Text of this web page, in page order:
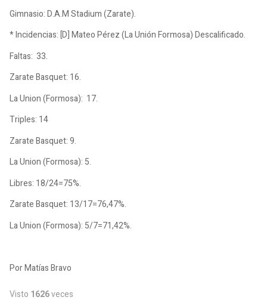
Gimnasio: D.A.M Stadium (Zarate).
* Incidencias: [D] Mateo Pérez (La Unión Formosa) Descalificado.
Faltas: 33.
Zarate Basquet: 16.
La Union (Formosa): 17.
Triples: 14
Zarate Basquet: 9.
La Union (Formosa): 5.
Libres: 18/24=75%.
Zarate Basquet: 13/17=76,47%.
La Union (Formosa): 5/7=71,42%.
Por Matías Bravo
Visto 1626veces